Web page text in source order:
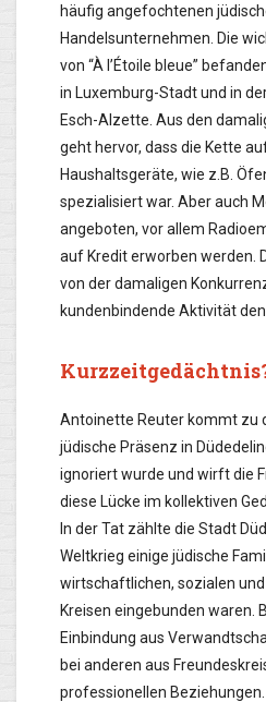
häufig angefochtenen
Handelsunternehmen. Die
von “À l’Étoile bleue”
in Luxemburg-Stadt und in
Esch-Alzette. Aus den
geht hervor, dass die Kette
Haushaltsgeräte, wie z.B.
spezialisiert war. Aber auch
angeboten, vor allem
auf Kredit erworben werden.
von der damaligen
kundenbindende Aktivität
Antoinette Reuter kommt zu
jüdische Präsenz in
ignoriert wurde und wirft die
diese Lücke im kollektiven
In der Tat zählte die Stadt
Weltkrieg einige jüdische
wirtschaftlichen, sozialen
Kreisen eingebunden waren.
Einbindung aus
bei anderen aus
professionellen